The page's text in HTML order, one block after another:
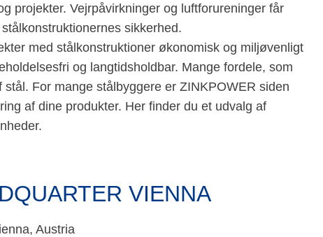
projekter. Vejrpåvirkninger og luftforureninger får
sikkerhed.
med stålkonstruktioner økonomisk og miljøvenligt
og langtidsholdbar. Mange fordele, som
For mange stålbyggere er ZINKPOWER siden
af dine produkter. Her finder du et udvalg af
VIENNA
Austria